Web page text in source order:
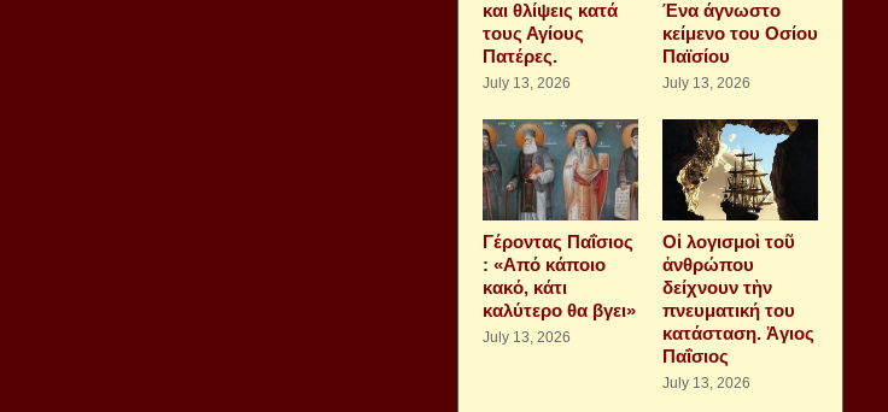
και θλίψεις κατά
τους Αγίους
Πατέρες.
July 13, 2026
Ένα άγνωστο
κείμενο του Οσίου
Παϊσίου
July 13, 2026
Γέροντας Παΐσιος
: «Από κάποιο
κακό, κάτι
καλύτερο θα βγει»
July 13, 2026
Οἱ λογισμοὶ τοῦ
ἀνθρώπου
δείχνουν τὴν
πνευματική του
κατάσταση. Ἁγιος
Παΐσιος
July 13, 2026